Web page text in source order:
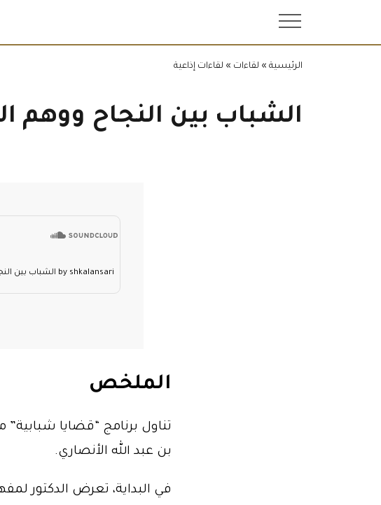
الرئيسية » لقاءات » لقاءات إذاعية
الشباب بين النجاح ووهم
الشباب بين النجاح ووهم النجاح - قضايا شبابية - الحلقة 85 by shkalansari
الملخص
تناول برنامج “قضايا شبابية”
بن عبد الله الأنصاري.
في البداية، تعرض الدكتور